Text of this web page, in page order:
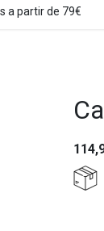
a partir de 79€